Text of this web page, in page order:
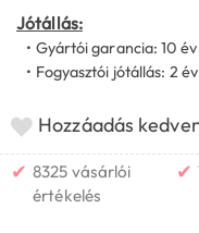
Jótállás:
• Gyártói garancia: 10 év
• Fogyasztói jótállás: 2 év
Hozzáadás
✔ 8325 vásárlói
értékelés
✔